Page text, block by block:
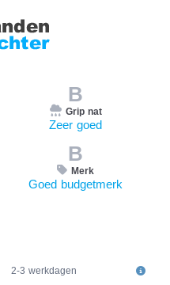
B
Grip nat
Zeer goed
B
Merk
Goed budgetmerk
2-3 werkdagen